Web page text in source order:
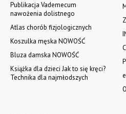
Publikacja Vademecum
nawożenia dolistnego
Atlas chorób fizjologicznych
Koszulka męska NOWOŚĆ
Bluza damska NOWOŚĆ
Książka dla dzieci Jak to się kręci?
Technika dla najmłodszych